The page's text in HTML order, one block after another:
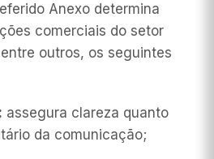
Anexo determina
comerciais do setor
outros, os seguintes
assegura clareza quanto
da comunicação;